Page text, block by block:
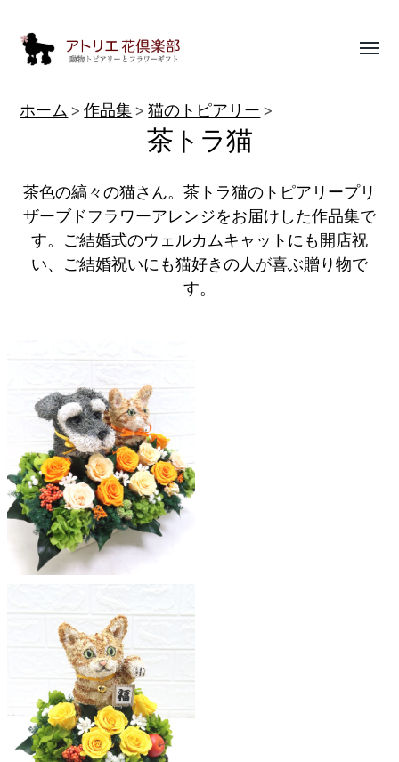
動
ピ
ア
リ
ー
ア
ト
リ
エ
花
倶
部
ホーム 作品集 猫のトピアリー
茶トラ猫
茶色の縞々の猫さん。茶トラ猫のトピアリープリ
ザーブドフラワーアレンジをお届けした作品集で
す。ご結婚式のウェルカムキャットにも開店祝
い、ご結婚祝いにも猫好きの人が喜ぶ贈り物で
す。